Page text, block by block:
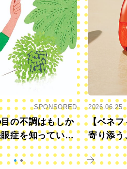
SPONSORED
の不調はもしか
症を知っていま
2026.06.25
【ベネフ
寄り添う
きに